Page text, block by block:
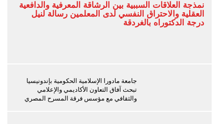
نمذجة العلاقات السببية بين الرشاقة المعرفية والدافعية
العقلية والاحتراق النفسي لدى المعلمين رسالة لنيل
درجة الدكتوراه بالغردقة
جامعة مادورا الإسلامية الحكومية بإندونيسيا
تبحث آفاق التعاون الأكاديمي والإعلامي
والثقافي مع مؤسس فرقة المسرح المصري